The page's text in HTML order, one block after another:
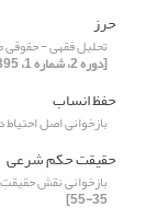
حرز
تحلیل فقهی - حقوقی مجازات
[دوره 2، شماره 1، 1395، صفحه 9-33]
حفظ انساب
بازخوانی اصل
حقیقت حکم شرعی
بازخوانی نقش
35-55]